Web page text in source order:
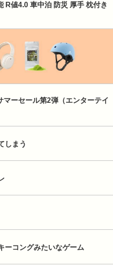
R値4.0 車中泊 防災 厚手 枕付き
マーセール第2弾（エンターテイ
しまう
ーコングみたいなゲーム